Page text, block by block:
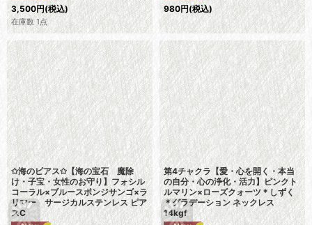
3,500円(税込)
在庫数 1点
980円(税込)
✩海のピアス✩【海の宝石 魔除
け・子宝・女性のお守り】フォシル
コーラル×ブルースポンジサンゴ×ラ
リマー サージカルステンレス ピア
スC
第4チャクラ【愛・心を開く・本当
の自分・心の浄化・活力】ピンクト
ルマリン×ローズクォーツ＊しずく
＊グラデーション ネックレス
14kgf